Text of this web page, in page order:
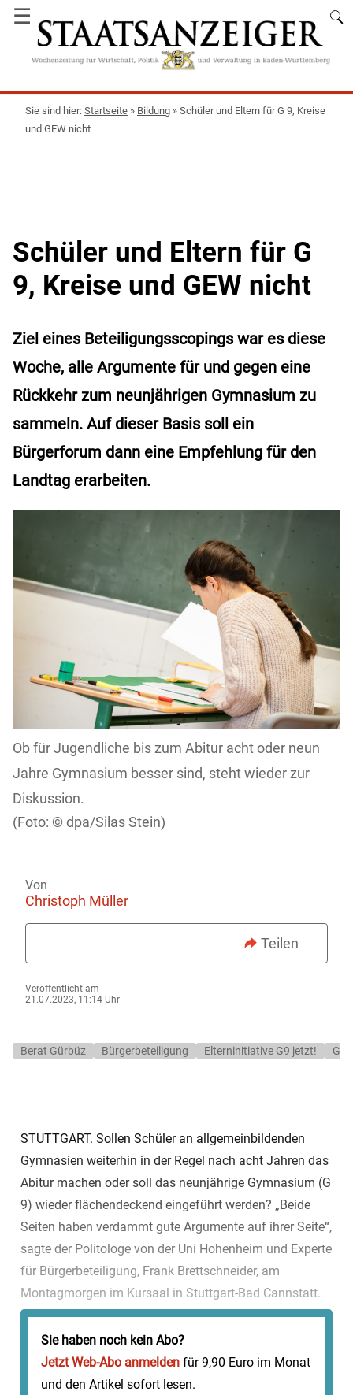
☰
Startseite » Bildung » Schüler und Eltern für G 9, Kreise
und GEW nicht
Schüler und Eltern für G
9, Kreise und GEW nicht
Ziel eines Beteiligungsscopings war es diese
Woche, alle Argumente für und gegen eine
Rückkehr zum neunjährigen Gymnasium zu
sammeln. Auf dieser Basis soll ein
Bürgerforum dann eine Empfehlung für den
Landtag erarbeiten.
Ob für Jugendliche bis zum Abitur acht oder neun
Jahre Gymnasium besser sind, steht wieder zur
Diskussion.
dpa/Silas Stein)
Von
Christoph Müller
Teilen
Veröffentlicht am
21.07.2023, 11:14 Uhr
Berat Gürbüz Bürgerbeteiligung Elterninitiative G9 jetzt! G8
STUTTGART. Sollen Schüler an allgemeinbildenden
Gymnasien weiterhin in der Regel nach acht Jahren das
Abitur machen oder soll das neunjährige Gymnasium (G
9) wieder flächendeckend eingeführt werden? „Beide
Seiten haben verdammt gute Argumente auf ihrer Seite“,
sagte der Politologe von der Uni Hohenheim und Experte
für Bürgerbeteiligung, Frank Brettschneider, am
Montagmorgen im Kursaal in Stuttgart-Bad Cannstatt.
Um diese vorzubringen - für beziehungsweise gegen den
Volksantrag G ...
Sie haben noch kein Abo?
Jetzt Web-Abo anmelden für 9,90 Euro im Monat
und den Artikel sofort lesen.